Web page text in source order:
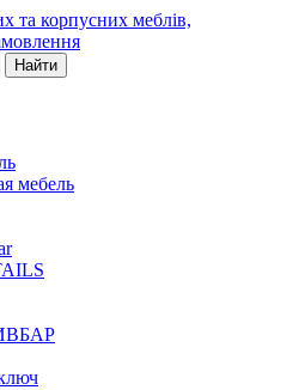
та корпусних меблів,
Найти
мебель